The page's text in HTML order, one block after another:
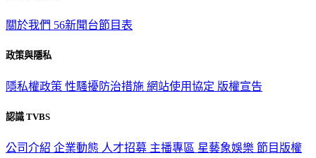
關於我們 56新聞台節目表
政策與隱私
隱私權政策 性騷擾防治措施 網站使用協定 版權宣告
認識 TVBS
公司介紹 企業動態 人才招募 主播專區 星藝象娛樂 節目版權